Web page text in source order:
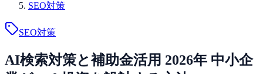
SEO対策
SEO対策
AI検索対策と補助金活用 2026年 中小企